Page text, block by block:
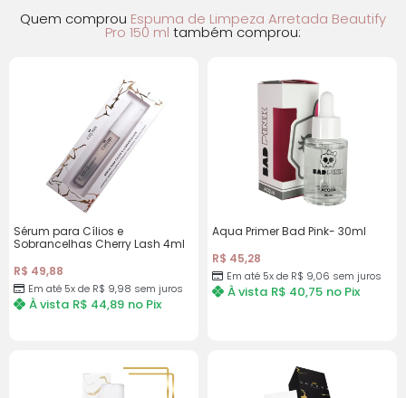
Quem comprou Espuma de Limpeza Arretada Beautify
Pro 150 ml também comprou:
Sérum para Cílios e
Sobrancelhas Cherry Lash 4ml
R$ 49,88
Em até 5x de R$ 9,98 sem juros
À vista R$ 44,89 no Pix
Aqua Primer Bad Pink- 30ml
R$ 45,28
Em até 5x de R$ 9,06 sem juros
À vista R$ 40,75 no Pix